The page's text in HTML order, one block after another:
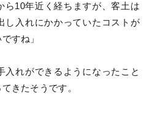
ら10年近く経ちますが、客土は
し入れにかかっていたコストが
すね」
入れができるようになったこと
きたそうです。